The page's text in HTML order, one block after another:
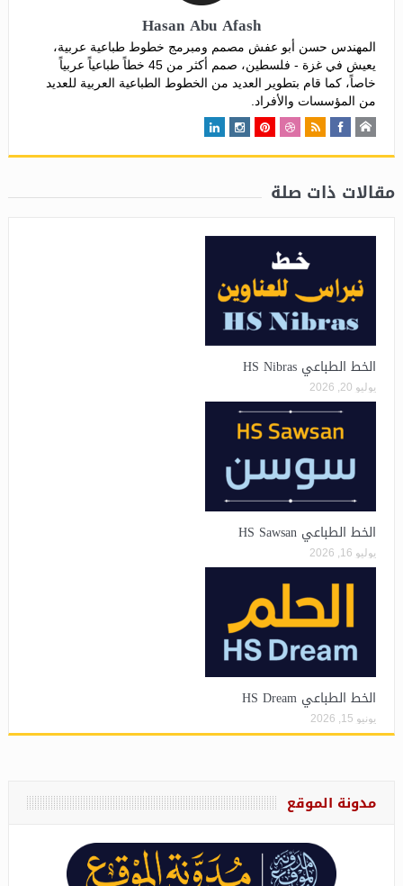
Hasan Abu Afash
المهندس حسن أبو عفش مصمم ومبرمج خطوط طباعية عربية،
يعيش في غزة - فلسطين، صمم أكثر من 45 خطاً طباعياً عربياً
خاصاً، كما قام بتطوير العديد من الخطوط الطباعية العربية للعديد
من المؤسسات والأفراد.
مقالات ذات صلة
الخط الطباعي HS Nibras
يوليو 20, 2026
الخط الطباعي HS Sawsan
يوليو 16, 2026
الخط الطباعي HS Dream
يونيو 15, 2026
مدونة الموقع